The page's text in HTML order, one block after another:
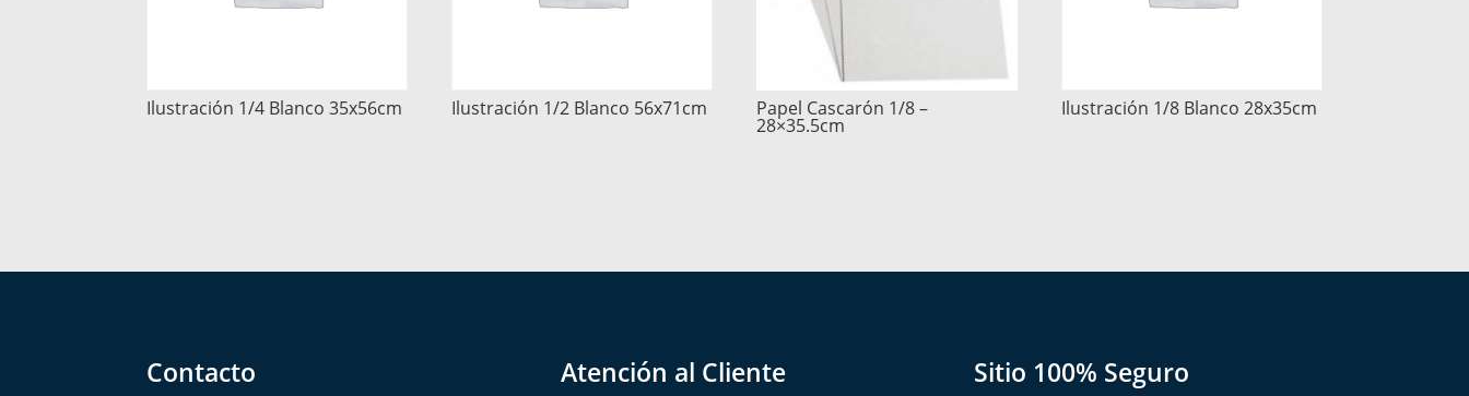
Ilustración 1/4 Blanco 35x56cm Ilustración 1/2 Blanco 56x71cm Papel Cascarón 1/8 –
28×35.5cm
Ilustración 1/8 Blanco 28x35cm
Contacto
Atención al Cliente Sitio 100% Seguro